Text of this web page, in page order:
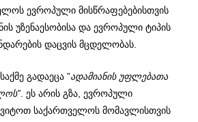
ევროპული მისწრაფებებისთვის
უზენაესობისა და ევროპული ტიპის
დაცვის მცდელობას.
გადაეცა ”ადამიანის უფლებათა
. ეს არის გზა, ევროპული
საქართველოს მომავლისთვის